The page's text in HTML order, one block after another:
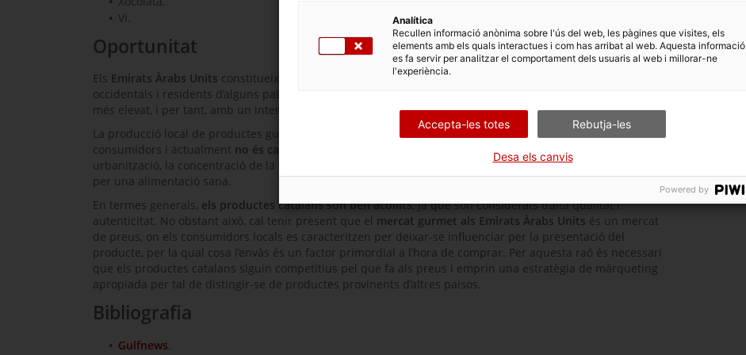
Vi.
Oportunitat
Els Emirats Àrabs Units constitueixen un mercat d’alt poder adquisitiu
occidentals i residents d’alguns països àrabs com els libanesos, són els que gaudeixen d’un nivell adquisitiu
més elevat, i per tant, amb un interès d’alt potencial pels productes gurmet.
La producció local de productes gurmet és escassa. Aquest fet no ha ajudat gaire a la seva difusió entre els
consumidors i actualment no és capaç de satisfer la demanda creixent de la població
, fruit de la major
urbanització, la concentració de la riquesa en les ciutats, l’occidentalització dels gustos i la conscienciació
per una alimentació sana.
En termes generals, els productes catalans són ben acollits, ja que són considerats d’alta qualitat i
autenticitat. No obstant això, cal tenir present que el mercat gurmet als Emirats Àrabs Units és un mercat
de preus, on els consumidors locals es caracteritzen per deixar-se influenciar per la presentació del
producte, per la qual cosa l’envàs és un factor primordial a l’hora de comprar. Per aquesta raó és necessari
que els productes catalans siguin competitius pel que fa als preus i emprin una estratègia de màrqueting
apropiada per tal de distingir-se de productes provinents d’altres països.
Bibliografia
Gulfnews
Analítica
Recullen informació anònima sobre l'ús del web, les pàgines que visites, els
elements amb els quals interactues i com has arribat al web. Aquesta informació
es fa servir per analitzar el comportament dels usuaris al web i millorar-ne
l'experiència.
Accepta-les totes Rebutja-les
Desa els canvis
Powered by